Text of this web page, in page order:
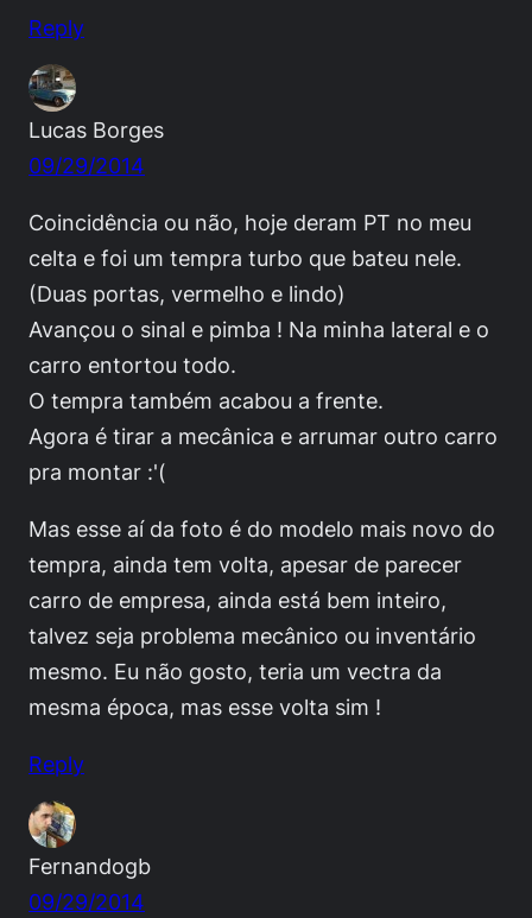
Reply
Lucas Borges
09/29/2014
Coincidência ou não, hoje deram PT no meu
celta e foi um tempra turbo que bateu nele.
(Duas portas, vermelho e lindo)
Avançou o sinal e pimba ! Na minha lateral e o
carro entortou todo.
O tempra também acabou a frente.
Agora é tirar a mecânica e arrumar outro carro
pra montar :'(
Mas esse aí da foto é do modelo mais novo do
tempra, ainda tem volta, apesar de parecer
carro de empresa, ainda está bem inteiro,
talvez seja problema mecânico ou inventário
mesmo. Eu não gosto, teria um vectra da
mesma época, mas esse volta sim !
Reply
Fernandogb
09/29/2014